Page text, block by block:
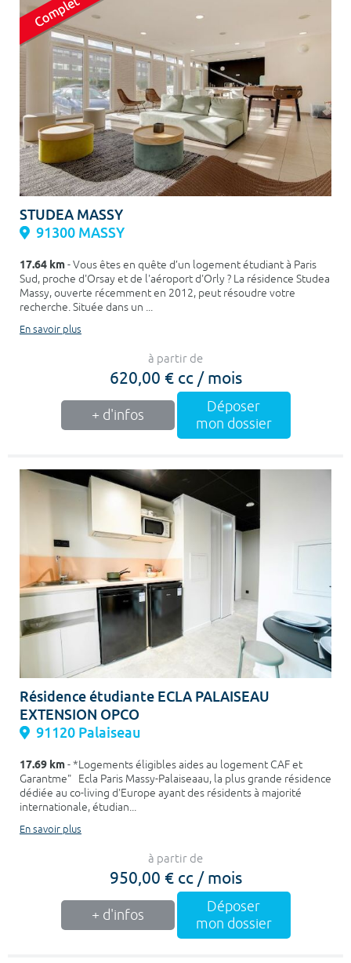
STUDEA MASSY
91300 MASSY
17.64 km- Vous êtes en quête d’un logement étudiant à Paris
Sud, proche d'Orsay et de l'aéroport d'Orly ? La résidence Studea
Massy, ouverte récemment en 2012, peut résoudre votre
recherche. Située dans un ...
En savoir plus
à partir de
620,00 € cc / mois
+ d'infos
Déposer
mon dossier
Résidence étudiante ECLA PALAISEAU
EXTENSION OPCO
91120 Palaiseau
17.69 km- *Logements éligibles aides au logement CAF et
Garantme" Ecla Paris Massy-Palaiseaau, la plus grande résidence
dédiée au co-living d'Europe ayant des résidents à majorité
internationale, étudian...
En savoir plus
à partir de
950,00 € cc / mois
+ d'infos
Déposer
mon dossier